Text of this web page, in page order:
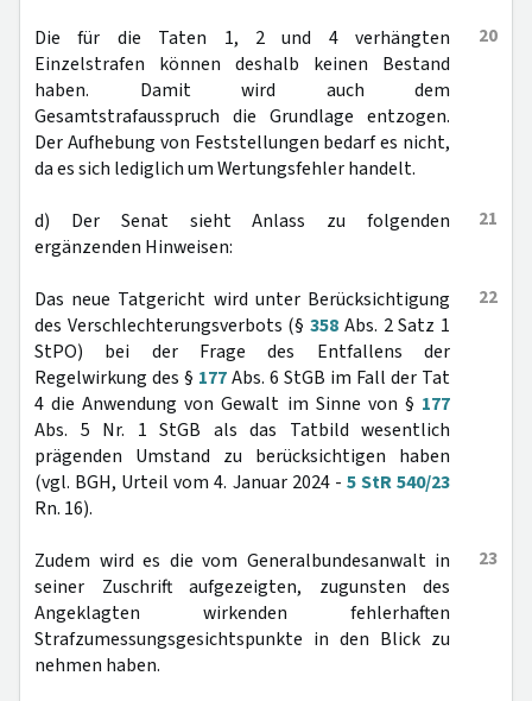
20
Die für die Taten 1, 2 und 4 verhängten
Einzelstrafen können deshalb keinen Bestand
haben. Damit wird auch dem
Gesamtstrafausspruch die Grundlage entzogen.
Der Aufhebung von Feststellungen bedarf es nicht,
da es sich lediglich um Wertungsfehler handelt.
21
d) Der Senat sieht Anlass zu folgenden
ergänzenden Hinweisen:
22
Das neue Tatgericht wird unter Berücksichtigung
des Verschlechterungsverbots (§358 Abs. 2 Satz 1
StPO) bei der Frage des Entfallens der
Regelwirkung des § 177Abs. 6 StGB im Fall der Tat
4 die Anwendung von Gewalt im Sinne von § 177
Abs. 5 Nr. 1 StGB als das Tatbild wesentlich
prägenden Umstand zu berücksichtigen haben
(vgl. BGH, Urteil vom 4. Januar 2024 - 5 StR 540/23
Rn. 16).
23
Zudem wird es die vom Generalbundesanwalt in
seiner Zuschrift aufgezeigten, zugunsten des
Angeklagten wirkenden fehlerhaften
Strafzumessungsgesichtspunkte in den Blick zu
nehmen haben.